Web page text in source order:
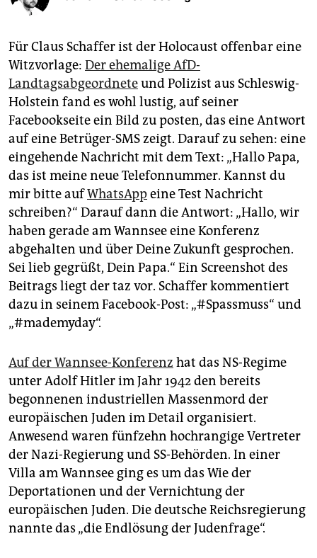
unterstützen
abo
genossenschaft
epaper login
Für Claus Schaffer ist der Holocaust offenbar eine
Witzvorlage: Der ehemalige AfD-
Landtagsabgeordneteund Polizist aus Schleswig-
Holstein fand es wohl lustig, auf seiner
Facebookseite ein Bild zu posten, das eine Antwort
auf eine Betrüger-SMS zeigt. Darauf zu sehen: eine
eingehende Nachricht mit dem Text: „Hallo Papa,
das ist meine neue Telefonnummer. Kannst du
mir bitte aufWhatsAppeine Test Nachricht
schreiben?“ Darauf dann die Antwort: „Hallo, wir
haben gerade am Wannsee eine Konferenz
abgehalten und über Deine Zukunft gesprochen.
Sei lieb gegrüßt, Dein Papa.“ Ein Screenshot des
Beitrags liegt der taz vor. Schaffer kommentiert
dazu in seinem Facebook-Post: „#Spassmuss“ und
„#mademyday“.
Auf der Wannsee-Konferenz hat das NS-Regime
unter Adolf Hitler im Jahr 1942 den bereits
begonnenen industriellen Massenmord der
europäischen Juden im Detail organisiert.
Anwesend waren fünfzehn hochrangige Vertreter
der Nazi-Regierung und SS-Behörden. In einer
Villa am Wannsee ging es um das Wie der
Deportationen und der Vernichtung der
europäischen Juden. Die deutsche Reichsregierung
nannte das „die Endlösung der Judenfrage“.